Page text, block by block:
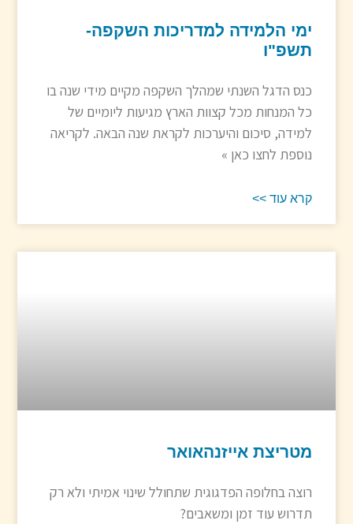
ימי הלמידה למדריכות השקפה-
תשפ"ו
כנס הדגל השנתי שמהלך השקפה מקיים מידי שנה בו
כל המנחות מכל קצוות הארץ מגיעות ליומיים של
למידה, סיכום והיערכות לקראת שנה הבאה. לקריאה
נוספת לחצו כאן »
קרא עוד >>
מטריצת אייזנהאואר
רוצה בחלופה הפדגוגית שתחולל שינוי אמיתי ולא רק
תדרוש עוד זמן ומשאבים?